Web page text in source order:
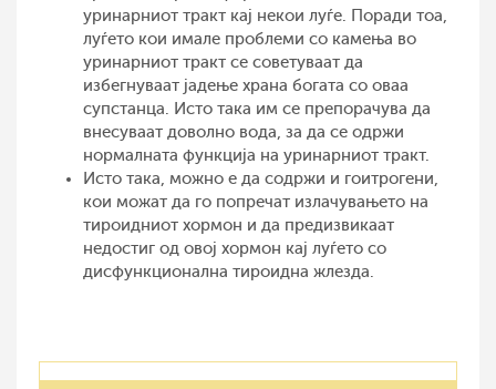
уринарниот тракт кај некои луѓе. Поради тоа,
луѓето кои имале проблеми со камења во
уринарниот тракт се советуваат да
избегнуваат јадење храна богата со оваа
супстанца. Исто така им се препорачува да
внесуваат доволно вода, за да се одржи
нормалната функција на уринарниот тракт.
Исто така, можно е да содржи и гоитрогени,
кои можат да го попречат излачувањето на
тироидниот хормон и да предизвикаат
недостиг од овој хормон кај луѓето со
дисфункционална тироидна жлезда.